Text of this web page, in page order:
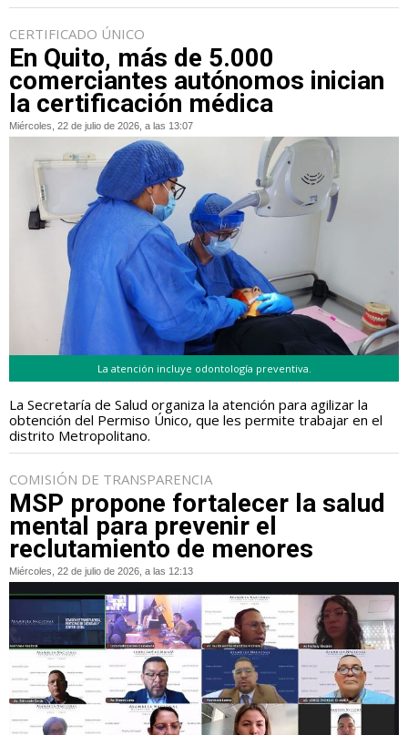
CERTIFICADO ÚNICO
En Quito, más de 5.000
comerciantes autónomos inician
la certificación médica
Miércoles, 22 de julio de 2026, a las 13:07
La atención incluye odontología preventiva.
La Secretaría de Salud organiza la atención para agilizar la
obtención del Permiso Único, que les permite trabajar en el
distrito Metropolitano.
COMISIÓN DE TRANSPARENCIA
MSP propone fortalecer la salud
mental para prevenir el
reclutamiento de menores
Miércoles, 22 de julio de 2026, a las 12:13